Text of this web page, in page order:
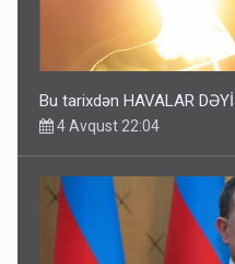
Bu tarixdən HAVALAR
4 Avqust 22:04